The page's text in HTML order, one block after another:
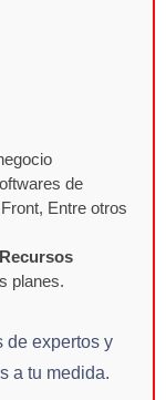
de
Entre otros
planes.
de expertos y
a tu medida.